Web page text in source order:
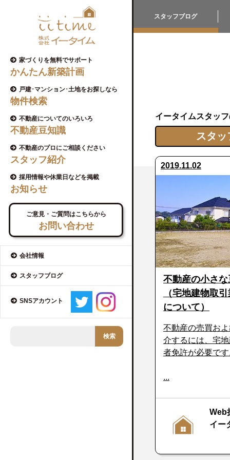
家づくりを無料でサポート
かんたん新築計画
戸建･マンション･土地をお探しなら
物件検索
不動産についてのいろいろ
不動産豆知識
不動産のプロにご相談ください
スタッフ紹介
採用情報や休業日などを掲載
お知らせ
ご意見・ご質問はこちらから
お問い合わせ
会社情報
スタッフブログ
SNSアカウント
スタッフブログ
イータイムスタッ
スタ
2019.11.02
不動産の小さ
（宅地建物取
について）
不動産の売買お
介するには、宅
者免許が必要です
...
Web
イー